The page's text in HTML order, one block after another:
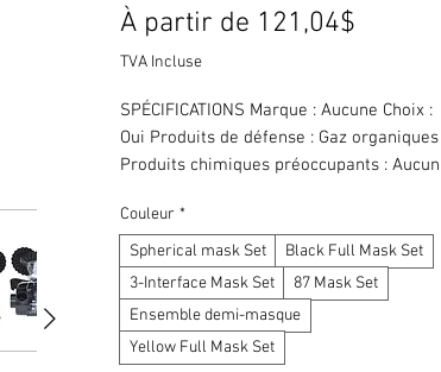
À partir de 121,04$
TVA Incluse
SPÉCIFICATIONS Marque : Aucune Choix :
Oui Produits de défense : Gaz organiques
Produits chimiques préoccupants : Aucun
Travail Masque à gaz portable électrique à
adduction d'air, protection contre les
peintures en aérosol, les pesticides
chimiques et le formaldéhyde, respirateur
à long tube Description : Masque à gaz
intégral électrique à adduction d'air,
Couleur *
Spherical mask Set
Black Full Mask Set
3-Interface Mask Set
87 Mask Set
Ensemble demi-masque
Yellow Full Mask Set